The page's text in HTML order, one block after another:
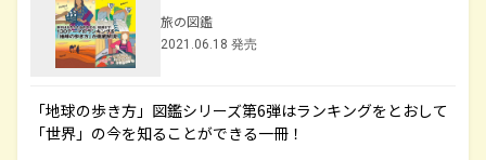
旅の図鑑
2021.06.18 発売
「地球の歩き方」図鑑シリーズ第6弾はランキングをとおして
「世界」の今を知ることができる一冊！